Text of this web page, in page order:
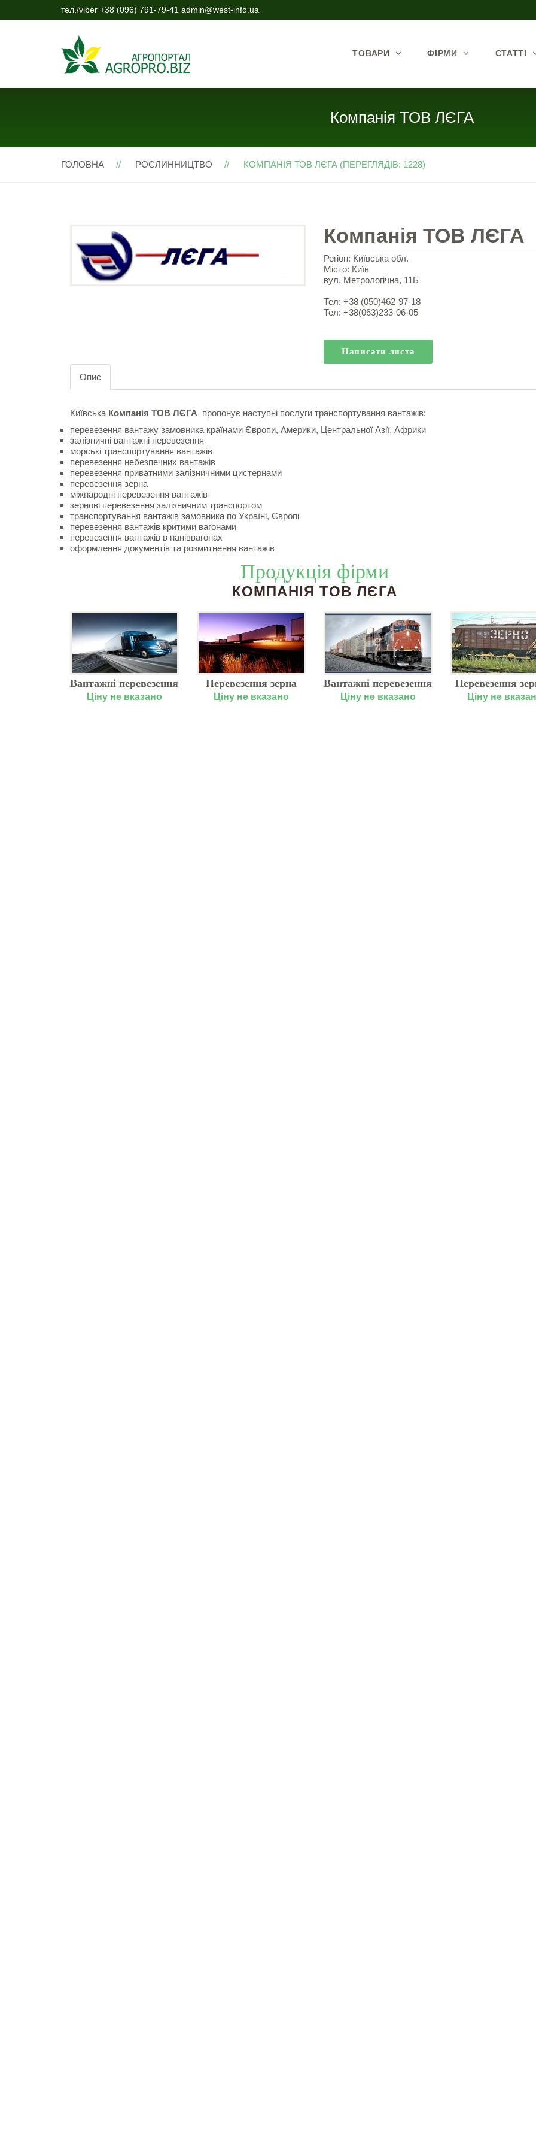
тел./viber +38 (096) 791-79-41 admin@west-info.ua
ТОВАРИ ФІРМИ СТАТТІ
Компанія ТОВ ЛЄГА
ГОЛОВНА РОСЛИННИЦТВО КОМПАНІЯ ТОВ ЛЄГА (ПЕРЕГЛЯДІВ: 1228)
Компанія ТОВ ЛЄГА
Регіон: Київська обл.
Місто: Київ
вул. Метрологічна, 11Б
Тел: +38 (050)462-97-18
Тел: +38(063)233-06-05
Написати листа
Опис
Київська Компанія ТОВ ЛЄГА пропонує наступні послуги транспортування вантажів:
перевезення вантажу замовника країнами Європи, Америки, Центральної Азії, Африки
залізничні вантажні перевезення
морські транспортування вантажів
перевезення небезпечних вантажів
перевезення приватними залізничними цистернами
перевезення зерна
міжнародні перевезення вантажів
зернові перевезення залізничним транспортом
транспортування вантажів замовника по Україні, Європі
перевезення вантажів критими вагонами
перевезення вантажів в напіввагонах
оформлення документів та розмитнення вантажів
Продукція фірми
КОМПАНІЯ ТОВ ЛЄГА
Вантажні перевезення
в Європу, замовити з
Ціну не вказано
Перевезення зерна
залізничним
Ціну не вказано
Вантажні перевезення
залізницею, замовити
Ціну не вказано
Перевезення
критих
Ціну не